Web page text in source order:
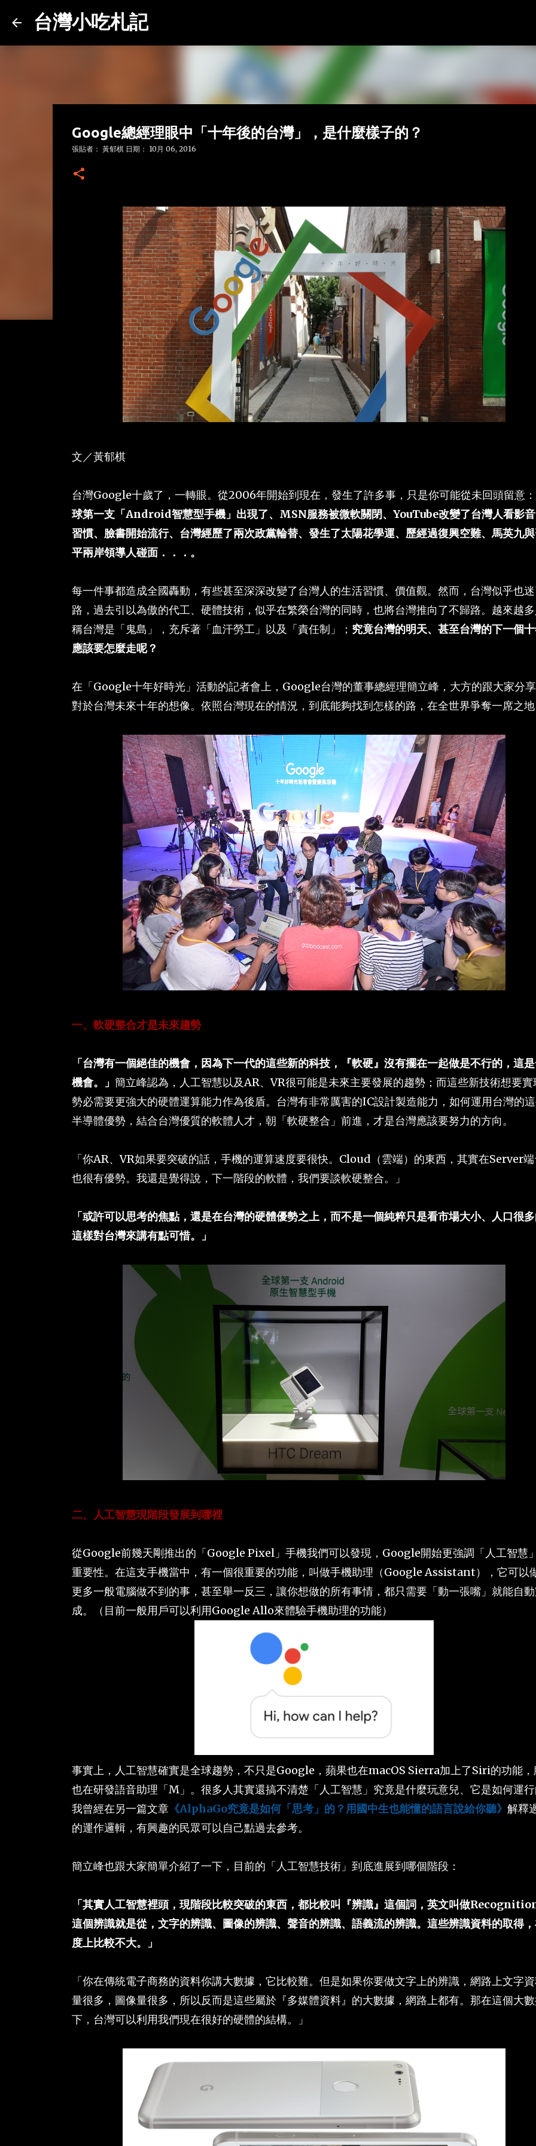
台灣小吃札記
Google總經理眼中「十年後的台灣」，是什麼樣子的？
張貼者： 黃郁棋 日期： 10月 06, 2016
文／黃郁棋
台灣Google十歲了，一轉眼。從2006年開始到現在，發生了許多事，只是你可能從未回頭留意：
球第一支「Android智慧型手機」出現了、MSN服務被微軟關閉、YouTube改變了台灣人看影
習慣、臉書開始流行、台灣經歷了兩次政黨輪替、發生了太陽花學運、歷經過復興空難、馬英九
平兩岸領導人碰面．．．。
每一件事都造成全國轟動，有些甚至深深改變了台灣人的生活習慣、價值觀。然而，台灣似乎也
路，過去引以為傲的代工、硬體技術，似乎在繁榮台灣的同時，也將台灣推向了不歸路。越來越
稱台灣是「鬼島」，充斥著「血汗勞工」以及「責任制」； 究竟台灣的明天、甚至台灣的下一個
應該要怎麼走呢？
在「Google十年好時光」活動的記者會上，Google台灣的董事總經理簡立峰，大方的跟大家分
對於台灣未來十年的想像。依照台灣現在的情況，到底能夠找到怎樣的路，在全世界爭奪一席之
一、軟硬整合才是未來趨勢
「台灣有一個絕佳的機會，因為下一代的這些新的科技，『軟硬』沒有擺在一起做是不行的，這
機會。」 簡立峰認為，人工智慧以及AR、VR很可能是未來主要發展的趨勢；而這些新技術想要實
勢必需要更強大的硬體運算能力作為後盾。台灣有非常厲害的IC設計製造能力，如何運用台灣的
半導體優勢，結合台灣優質的軟體人才，朝「軟硬整合」前進，才是台灣應該要努力的方向。
「你AR、VR如果要突破的話，手機的運算速度要很快。Cloud（雲端）的東西，其實在Server
也很有優勢。我還是覺得說，下一階段的軟體，我們要談軟硬整合。」
「或許可以思考的焦點，還是在台灣的硬體優勢之上，而不是一個純粹只是看市場大小、人口很
這樣對台灣來講有點可惜。」
二、人工智慧現階段發展到哪裡
從Google前幾天剛推出的「Google Pixel」手機我們可以發現，Google開始更強調「人工智慧
重要性。在這支手機當中，有一個很重要的功能，叫做手機助理（Google Assistant），它可以
更多一般電腦做不到的事，甚至舉一反三，讓你想做的所有事情，都只需要「動一張嘴」就能自
成。（目前一般用戶可以利用Google Allo來體驗手機助理的功能）
事實上，人工智慧確實是全球趨勢，不只是Google，蘋果也在macOS Sierra加上了Siri的功能，
也在研發語音助理「M」。很多人其實還搞不清楚「人工智慧」究竟是什麼玩意兒、它是如何運
我曾經在另一篇文章《AlphaGo究竟是如何「思考」的？用國中生也能懂的語言說給你聽》 解釋
的運作邏輯，有興趣的民眾可以自己點過去參考。
簡立峰也跟大家簡單介紹了一下，目前的「人工智慧技術」到底進展到哪個階段：
「其實人工智慧裡頭，現階段比較突破的東西，都比較叫『辨識』這個詞，英文叫做
這個辨識就是從，文字的辨識、圖像的辨識、聲音的辨識、語義流的辨識。這些辨識資料的取得
度上比較不大。」
「你在傳統電子商務的資料你講大數據，它比較難。但是如果你要做文字上的辨識，網路上文字
量很多，圖像量很多，所以反而是這些屬於『多媒體資料』的大數據，網路上都有。那在這個大
下，台灣可以利用我們現在很好的硬體的結構。」